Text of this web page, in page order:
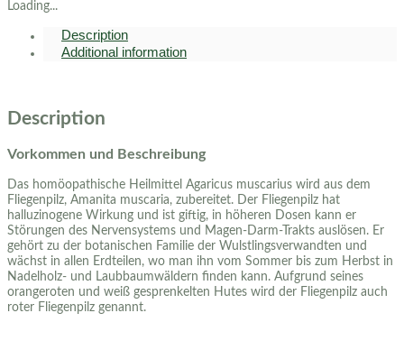
Loading...
Description
Additional information
Description
Vorkommen und Beschreibung
Das homöopathische Heilmittel Agaricus muscarius wird aus dem
Fliegenpilz, Amanita muscaria, zubereitet. Der Fliegenpilz hat
halluzinogene Wirkung und ist giftig, in höheren Dosen kann er
Störungen des Nervensystems und Magen-Darm-Trakts auslösen. Er
gehört zu der botanischen Familie der Wulstlingsverwandten und
wächst in allen Erdteilen, wo man ihn vom Sommer bis zum Herbst in
Nadelholz- und Laubbaumwäldern finden kann. Aufgrund seines
orangeroten und weiß gesprenkelten Hutes wird der Fliegenpilz auch
roter Fliegenpilz genannt.